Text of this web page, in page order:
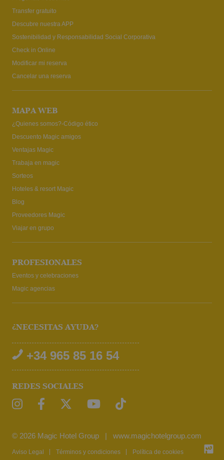
Transfer gratuito
Descubre nuestra APP
Sostenibilidad y Responsabilidad Social Corporativa
Check in Online
Modificar mi reserva
Cancelar una reserva
MAPA WEB
¿Quienes somos?-Código ético
Descuento Magic amigos
Ventajas Magic
Trabaja en magic
Sorteos
Hoteles & resort Magic
Blog
Proveedores Magic
Viajar en grupo
PROFESIONALES
Eventos y celebraciones
Magic agencias
¿NECESITAS AYUDA?
+34 965 85 16 54
REDES SOCIALES
© 2026 Magic Hotel Group | www.magichotelgroup.com
Aviso Legal Términos y condiciones Política de cookies